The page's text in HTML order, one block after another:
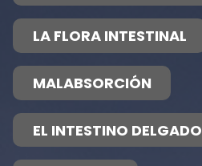
LA FLORA INTESTINAL
MALABSORCIÓN
EL INTESTINO DELGADO